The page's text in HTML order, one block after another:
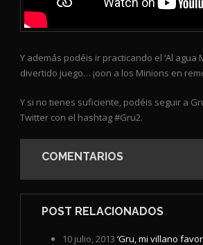
Y además podéis ir practicando el ‘Al agua
divertido juego… ¡oon a los Minions en
Y si no tienes suficiente, podéis seguir a
Twitter con el hashtag #Gru2.
COMENTARIOS
POST RELACIONADOS
10 julio, 2013 ‘Gru, mi villano